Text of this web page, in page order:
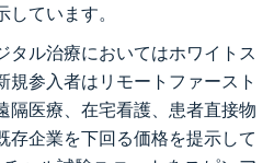
ています。
タル治療においてはホワイトス
規参入者はリモートファースト
隔医療、在宅看護、患者直接物
存企業を下回る価格を提示して